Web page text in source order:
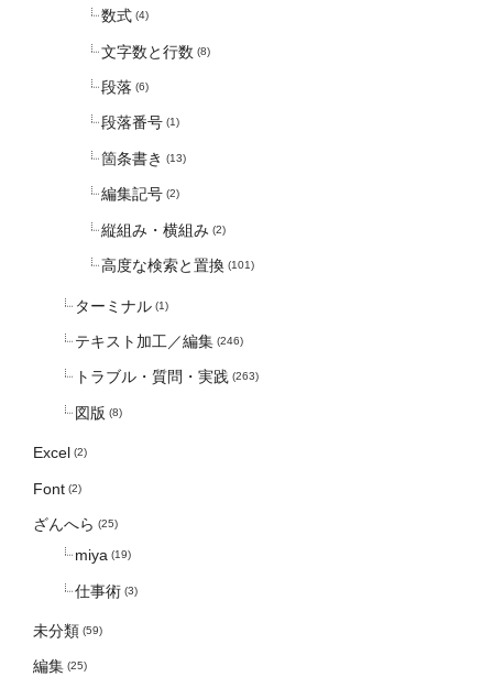
数式 (4)
文字数と行数 (8)
段落 (6)
段落番号 (1)
箇条書き (13)
編集記号 (2)
縦組み・横組み (2)
高度な検索と置換 (101)
ターミナル (1)
テキスト加工／編集 (246)
トラブル・質問・実践 (263)
図版 (8)
Excel (2)
Font (2)
ざんへら (25)
miya (19)
仕事術 (3)
未分類 (59)
編集 (25)